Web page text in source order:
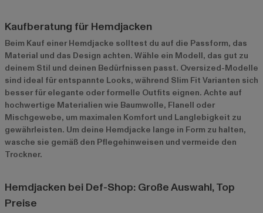
Kaufberatung für Hemdjacken
Beim Kauf einer Hemdjacke solltest du auf die Passform, das
Material und das Design achten. Wähle ein Modell, das gut zu
deinem Stil und deinen Bedürfnissen passt. Oversized-Modelle
sind ideal für entspannte Looks, während Slim Fit Varianten sich
besser für elegante oder formelle Outfits eignen. Achte auf
hochwertige Materialien wie Baumwolle, Flanell oder
Mischgewebe, um maximalen Komfort und Langlebigkeit zu
gewährleisten. Um deine Hemdjacke lange in Form zu halten,
wasche sie gemäß den Pflegehinweisen und vermeide den
Trockner.
Hemdjacken bei Def-Shop: Große Auswahl, Top
Preise